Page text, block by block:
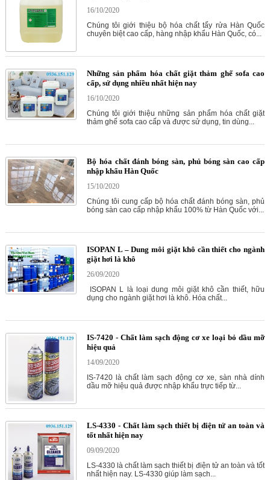
16/10/2020
Chúng tôi giới thiệu bộ hóa chất tẩy rửa Hàn Quốc
chuyên biệt cao cấp, hàng nhập khẩu Hàn Quốc, có...
Những sản phẩm hóa chất giặt thảm ghế sofa cao
cấp, sử dụng nhiều nhất hiện nay
16/10/2020
Chúng tôi giới thiệu những sản phẩm hóa chất giặt
thảm ghế sofa cao cấp và được sử dụng, tin dùng...
Bộ hóa chất đánh bóng sàn, phủ bóng sàn cao cấp
nhập khẩu Hàn Quốc
15/10/2020
Chúng tôi cung cấp bộ hóa chất đánh bóng sàn, phủ
bóng sàn cao cấp nhập khẩu 100% từ Hàn Quốc với...
ISOPAN L – Dung môi giặt khô cần thiết cho ngành
giặt hơi là khô
26/09/2020
ISOPAN L là loại dung môi giặt khô cần thiết, hữu
dụng cho ngành giặt hơi là khô. Hóa chất...
IS-7420 - Chất làm sạch động cơ xe loại bỏ dầu mỡ
hiệu quả
14/09/2020
IS-7420 là chất làm sạch động cơ xe, sàn nhà dính
dầu mỡ hiệu quả được nhập khẩu trực tiếp từ...
LS-4330 - Chất làm sạch thiết bị điện tử an toàn và
tốt nhất hiện nay
09/09/2020
LS-4330 là chất làm sạch thiết bị điện tử an toàn và tốt
nhất hiện nay. LS-4330 giúp làm sạch...